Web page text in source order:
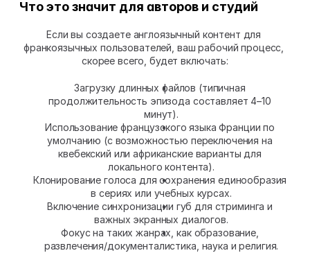
Что это значит для авторов и студий
Если вы создаете англоязычный контент для
франкоязычных пользователей, ваш рабочий процесс,
скорее всего, будет включать:
Загрузку длинных файлов (типичная
продолжительность эпизода составляет 4–10
минут).
Использование французского языка Франции по
умолчанию (с возможностью переключения на
квебекский или африканские варианты для
локального контента).
Клонирование голоса для сохранения единообразия
в сериях или учебных курсах.
Включение синхронизации губ для стриминга и
важных экранных диалогов.
Фокус на таких жанрах, как образование,
развлечения/документалистика, наука и религия.